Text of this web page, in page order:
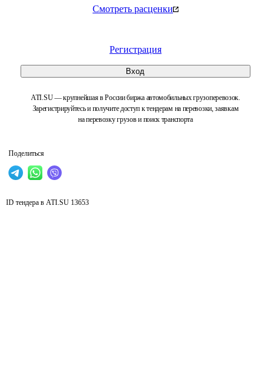
Смотреть расценки
Регистрация
Вход
ATI.SU — крупнейшая в России биржа автомобильных грузоперевозок.
Зарегистрируйтесь и получите доступ к тендерам на перевозки, заявкам
на перевозку грузов и поиск транспорта
Поделиться
ID тендера в ATI.SU 13653